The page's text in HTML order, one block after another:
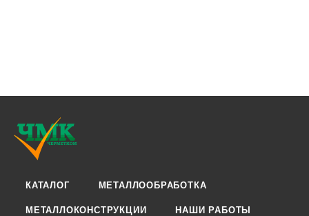
КАТАЛОГ МЕТАЛЛООБРАБОТКА
МЕТАЛЛОКОНСТРУКЦИИ НАШИ РАБОТЫ